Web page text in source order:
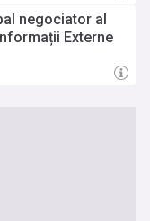
negociator al
Externe